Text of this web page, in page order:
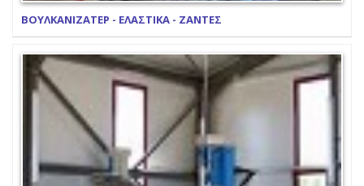
ΒΟΥΛΚΑΝΙΖΑΤΕΡ - ΕΛΑΣΤΙΚΑ - ΖΑΝΤΕΣ